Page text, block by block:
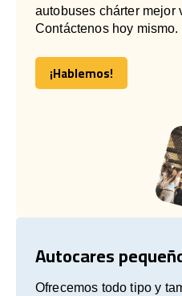
autobuses chárter mejor
Contáctenos hoy mismo.
¡Hablemos!
¡Hablemos!
Autocares
Ofrecemos todo tipo y